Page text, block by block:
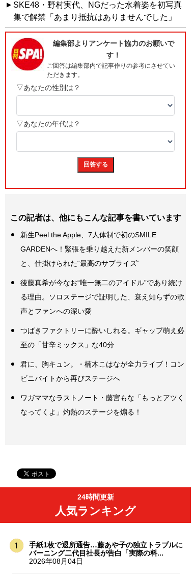
SKE48・野村実代、NGだった水着姿を初写真
集で解禁「あまり抵抗はありませんでした」
この記者は、他にもこんな記事を書いています
新生Peel the Apple、7人体制で初のSMILE
GARDENへ！緊張を乗り越えた新メンバーの笑顔
と、仕掛けられた“最高のサプライズ”
後藤真希が今なお“唯一無二のアイドル”であり続け
る理由。ソロステージで証明した、衰え知らずの歌
声とファンへの深い愛
つばきファクトリーに酔いしれる。ギャップ萌え必
至の「甘辛ミックス」な40分
君に、胸キュン。・楠木こはなが全力ライブ！コン
ビニバイトから再びステージへ
ワガママなラストノート・藤宮もな「もっとアツく
なってくよ」灼熱のステージを煽る！
24時間更新
人気ランキング
手紙1枚で退所通告…藤あや子の独立トラブルに
バーニング二代目社長が告白「実際の料...
2026年08月04日